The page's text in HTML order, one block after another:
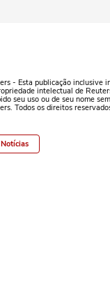
- Esta publicação inclusive
intelectual de
seu uso ou de seu nome
Todos os direitos
Notícias